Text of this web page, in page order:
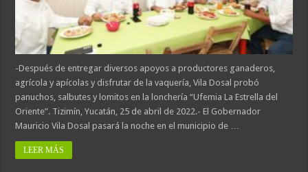
-Después de entregar diversos apoyos a productores ganaderos,
agrícola y apícolas y disfrutar de la vaquería, Vila Dosal probó
panuchos, salbutes y lomitos en la lonchería “Ufemia La Estrella del
Oriente”. Tizimín, Yucatán, 25 de abril de 2022.- El Gobernador
Mauricio Vila Dosal pasará la noche en el municipio de …
LEER MÁS